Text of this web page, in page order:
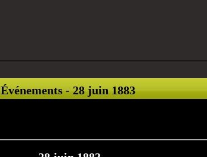
Événements - 28 juin 1883